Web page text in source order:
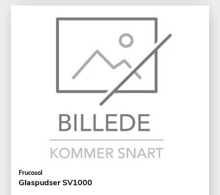
Frucosol
Glaspudser SV1000